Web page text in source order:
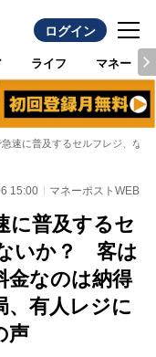
ログイン
ライフ マネー
急速に普及するセルフレジ、な
15:00 マネーポストWEB
に普及するセ
いか？ 客は
金なのは納得
、有人レジに
声